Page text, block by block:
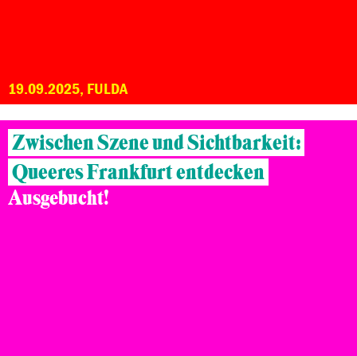
19.09.2025, FULDA
Zwischen Szene und Sichtbarkeit:
Queeres Frankfurt entdecken
Ausgebucht!